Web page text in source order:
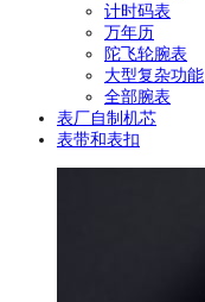
计时码表
万年历
陀飞轮腕表
大型复杂功能
全部腕表
表厂自制机芯
表带和表扣